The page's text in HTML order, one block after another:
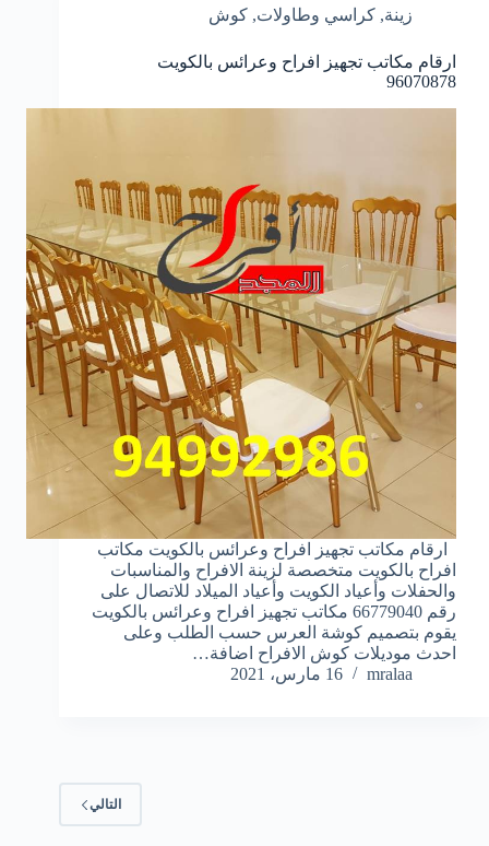
زينة, كراسي وطاولات, كوش
ارقام مكاتب تجهيز افراح وعرائس بالكويت
96070878
ارقام مكاتب تجهيز افراح وعرائس بالكويت مكاتب
افراح بالكويت متخصصة لزينة الافراح والمناسبات
والحفلات وأعياد الكويت وأعياد الميلاد للاتصال على
رقم 66779040 مكاتب تجهيز افراح وعرائس بالكويت
يقوم بتصميم كوشة العرس حسب الطلب وعلى
احدث موديلات كوش الافراح اضافة…
mralaa
16 مارس، 2021
التالي